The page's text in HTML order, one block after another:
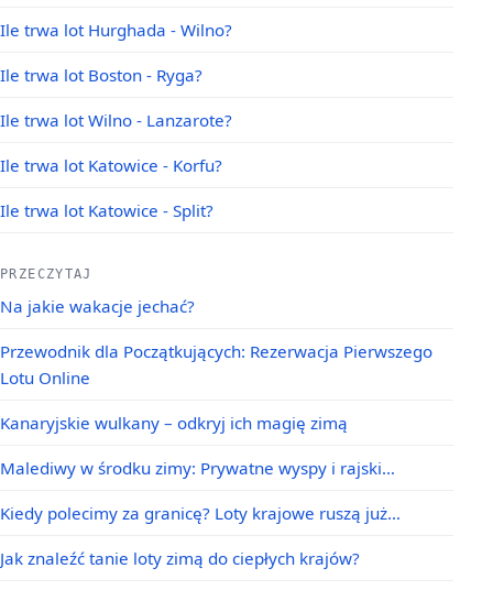
Ile trwa lot Hurghada - Wilno?
Ile trwa lot Boston - Ryga?
Ile trwa lot Wilno - Lanzarote?
Ile trwa lot Katowice - Korfu?
Ile trwa lot Katowice - Split?
PRZECZYTAJ
Na jakie wakacje jechać?
Przewodnik dla Początkujących: Rezerwacja Pierwszego
Lotu Online
Kanaryjskie wulkany – odkryj ich magię zimą
Malediwy w środku zimy: Prywatne wyspy i rajski…
Kiedy polecimy za granicę? Loty krajowe ruszą już…
Jak znaleźć tanie loty zimą do ciepłych krajów?